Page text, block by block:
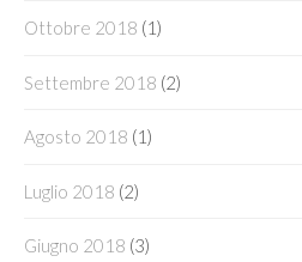
Ottobre 2018 (1)
Settembre 2018 (2)
Agosto 2018 (1)
Luglio 2018 (2)
Giugno 2018 (3)